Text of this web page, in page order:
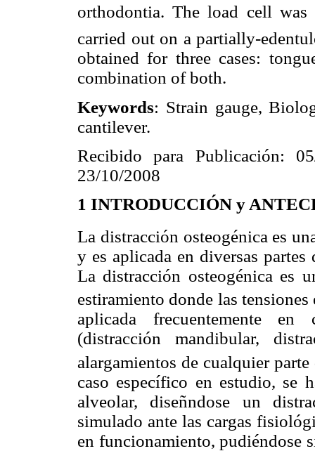
orthodontia. The load cell was
carried out on a partially-
obtained for three cases:
combination of both.
Keywords: Strain gauge,
cantilever.
Recibido para Publicación:
23/10/2008
1 INTRODUCCIÓN y
La distracción osteogénica es
y es aplicada en diversas partes
La distracción osteogénica es
estiramiento donde las
aplicada frecuentemente
(distracción mandibular,
alargamientos de cualquier
caso específico en estudio, se
alveolar, diseñndose un
simulado ante las cargas
en funcionamiento, pudiéndose